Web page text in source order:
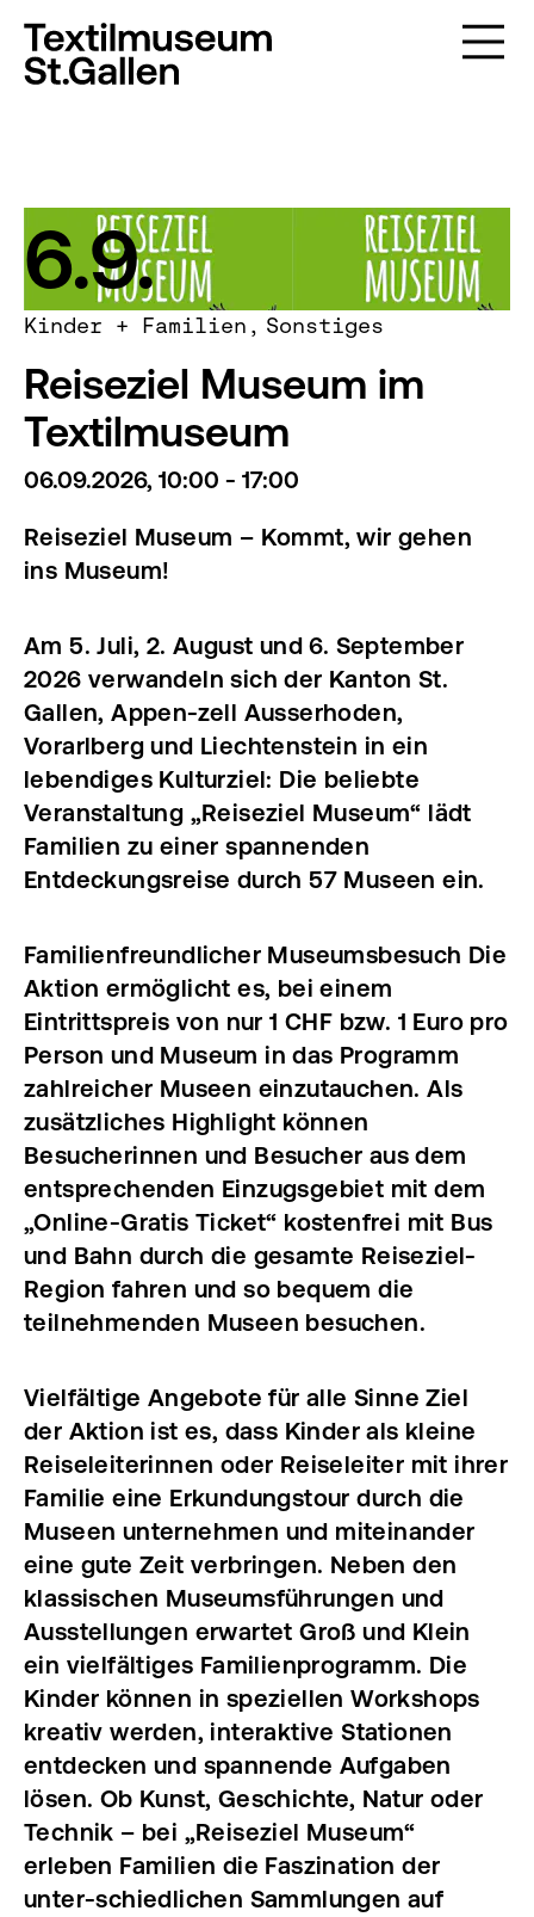
6.9.
Kinder + Familien Sonstiges
Reiseziel Museum im
Textilmuseum
06.09.2026, 10:00 - 17:00
Reiseziel Museum – Kommt, wir gehen
ins Museum!
Am 5. Juli, 2. August und 6. September
2026 verwandeln sich der Kanton St.
Gallen, Appen-zell Ausserhoden,
Vorarlberg und Liechtenstein in ein
lebendiges Kulturziel: Die beliebte
Veranstaltung „Reiseziel Museum“ lädt
Familien zu einer spannenden
Entdeckungsreise durch 57 Museen ein.
Familienfreundlicher Museumsbesuch Die
Aktion ermöglicht es, bei einem
Eintrittspreis von nur 1 CHF bzw. 1 Euro pro
Person und Museum in das Programm
zahlreicher Museen einzutauchen. Als
zusätzliches Highlight können
Besucherinnen und Besucher aus dem
entsprechenden Einzugsgebiet mit dem
„Online-Gratis Ticket“ kostenfrei mit Bus
und Bahn durch die gesamte Reiseziel-
Region fahren und so bequem die
teilnehmenden Museen besuchen.
Vielfältige Angebote für alle Sinne Ziel
der Aktion ist es, dass Kinder als kleine
Reiseleiterinnen oder Reiseleiter mit ihrer
Familie eine Erkundungstour durch die
Museen unternehmen und miteinander
eine gute Zeit verbringen. Neben den
klassischen Museumsführungen und
Ausstellungen erwartet Groß und Klein
ein vielfältiges Familienprogramm. Die
Kinder können in speziellen Workshops
kreativ werden, interaktive Stationen
entdecken und spannende Aufgaben
lösen. Ob Kunst, Geschichte, Natur oder
Technik – bei „Reiseziel Museum“
erleben Familien die Faszination der
unter-schiedlichen Sammlungen auf